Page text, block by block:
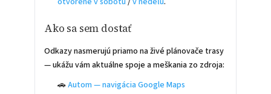
Ako sa sem dostať
Odkazy nasmerujú priamo na živé plánovače trasy
— ukážu vám aktuálne spoje a meškania zo zdroja:
🚗Autom — navigácia Google Maps